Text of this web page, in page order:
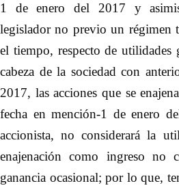
1 de enero del 2017 y
legislador no previo un régimen
el tiempo, respecto de utilidades
cabeza de la sociedad con
2017, las acciones que se
fecha en mención-1 de enero
accionista, no considerará la
enajenación como ingreso no
ganancia ocasional; por lo que,